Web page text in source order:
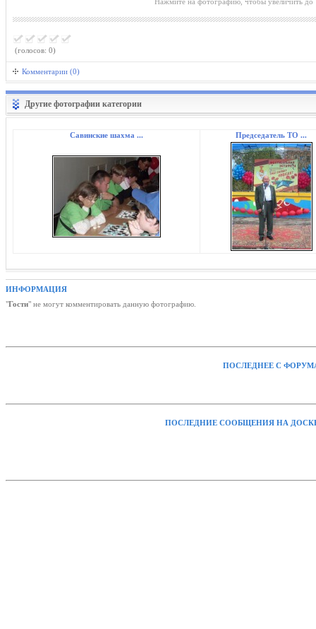
(голосов: 0)
Комментарии (0)
Другие фотографии категории
Савинские шахма ... Председатель ТО ...
ИНФОРМАЦИЯ
"Гости" не могут комментировать данную фотографию.
ПОСЛЕДНЕЕ С
ПОСЛЕДНИЕ СООБЩЕНИЯ НА